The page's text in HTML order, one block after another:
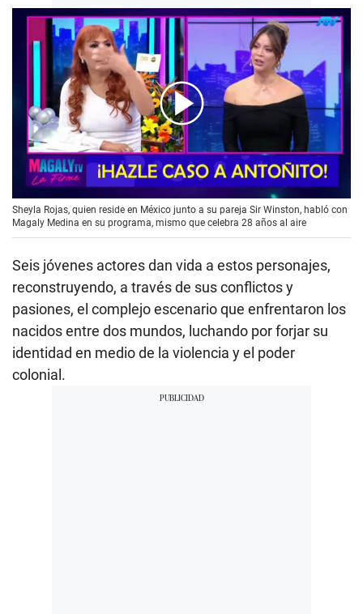
00:00/03:02
Sheyla Rojas, quien reside en México junto a su pareja Sir Winston, habló con
Magaly Medina en su programa, mismo que celebra 28 años al aire
Seis jóvenes actores dan vida a estos personajes,
reconstruyendo, a través de sus conflictos y
pasiones, el complejo escenario que enfrentaron los
nacidos entre dos mundos, luchando por forjar su
identidad en medio de la violencia y el poder
colonial.